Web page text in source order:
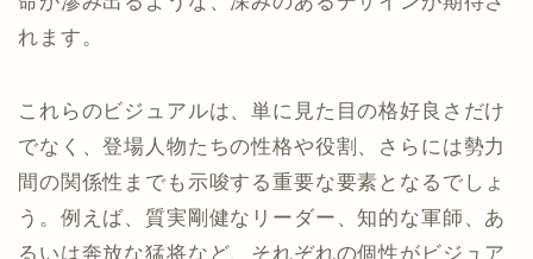
れます。
これらのビジュアルは、単に見た目の格好良さだけ
でなく、登場人物たちの性格や役割、さらには勢力
間の関係性までも示唆する重要な要素となるでしょ
う。例えば、質実剛健なリーダー、知的な軍師、あ
るいは奔放な猛将など、それぞれの個性がビジュア